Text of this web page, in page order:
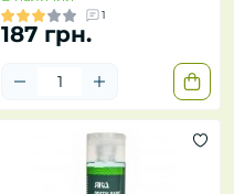
1
187 грн.